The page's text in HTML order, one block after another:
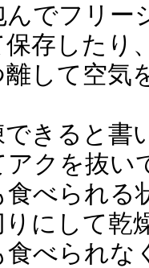
んでフリー
存したり
して空気
きると書
アクを抜い
食べられる
りにして乾
べられな